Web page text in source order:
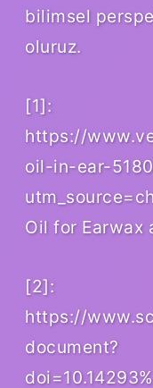
bilimsel
oluruz.
[1]:
https://
oil-in-ear-
Oil for Earwax
[2]:
https://
document?